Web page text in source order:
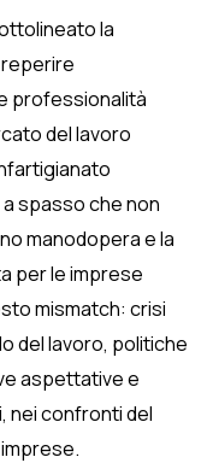
la
professionalità
del lavoro
spasso che non
manodopera e la
per le imprese
mismatch: crisi
del lavoro, politiche
aspettative e
nei confronti del